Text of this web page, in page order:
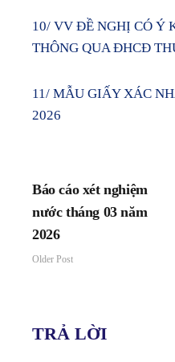
10/ VV ĐỀ NGHỊ CÓ Ý
THÔNG QUA ĐHCĐ
11/ MẪU GIẤY XÁC
2026
Báo cáo xét nghiệm
nước tháng 03 năm
2026
Older Post
TRẢ LỜI